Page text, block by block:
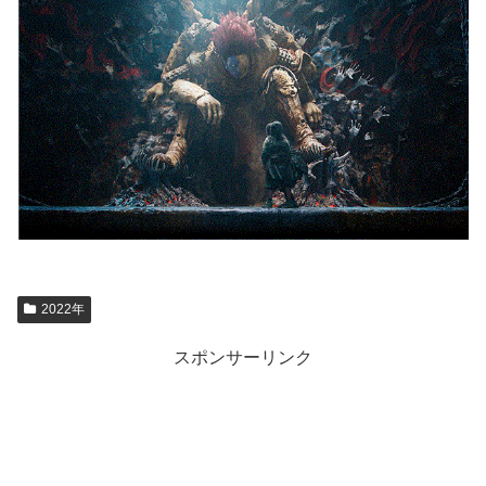
2022年
スポンサーリンク